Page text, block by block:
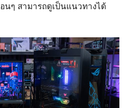
นๆ สามารถดูเป็นแนวทางได้